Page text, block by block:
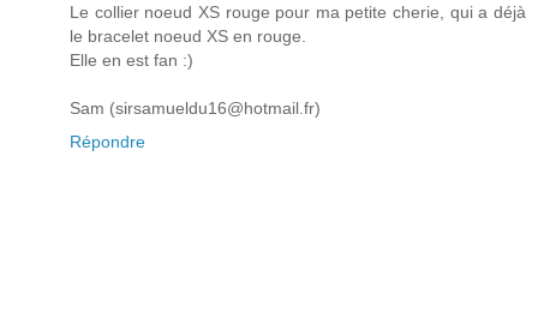
Le collier noeud XS rouge pour ma petite cherie, qui a déjà
le bracelet noeud XS en rouge.
Elle en est fan :)
Sam (sirsamueldu16@hotmail.fr)
Répondre